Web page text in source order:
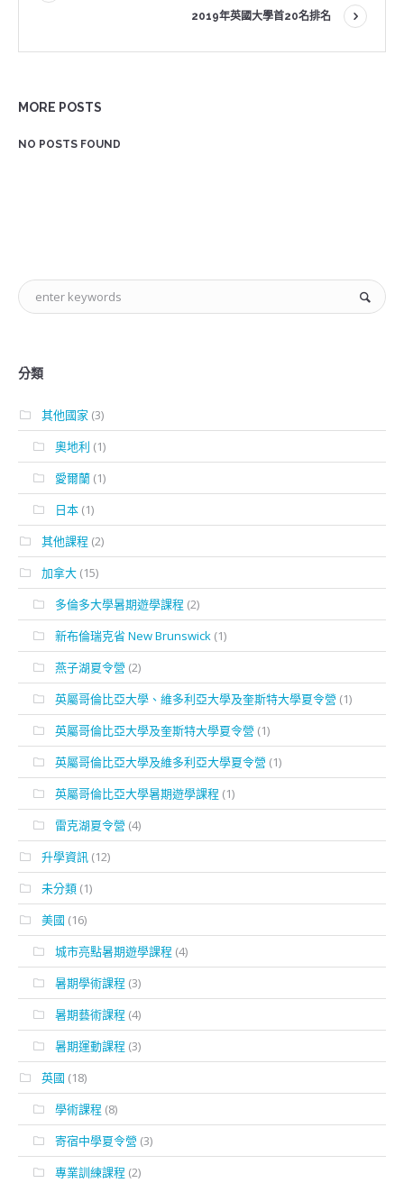
2019年英國大學首20名排名
MORE POSTS
NO POSTS FOUND
分類
其他國家 (3)
奧地利 (1)
愛爾蘭 (1)
日本 (1)
其他課程 (2)
加拿大 (15)
多倫多大學暑期遊學課程 (2)
新布倫瑞克省 New Brunswick (1)
燕子湖夏令營 (2)
英屬哥倫比亞大學、維多利亞大學及奎斯特大學夏令營 (1)
英屬哥倫比亞大學及奎斯特大學夏令營 (1)
英屬哥倫比亞大學及維多利亞大學夏令營 (1)
英屬哥倫比亞大學暑期遊學課程 (1)
雷克湖夏令營 (4)
升學資訊 (12)
未分類 (1)
美國 (16)
城市亮點暑期遊學課程 (4)
暑期學術課程 (3)
暑期藝術課程 (4)
暑期運動課程 (3)
英國 (18)
學術課程 (8)
寄宿中學夏令營 (3)
專業訓練課程 (2)